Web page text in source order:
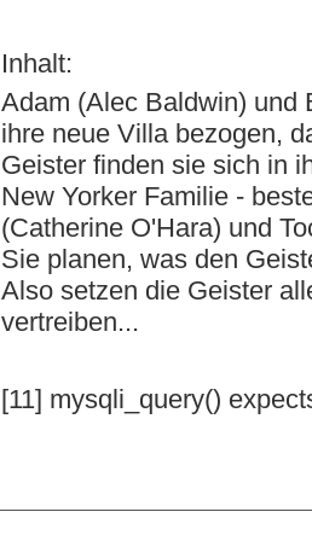
Inhalt:
Adam (Alec Baldwin) und
ihre neue Villa bezogen,
Geister finden sie sich in
New Yorker Familie -
(Catherine O'Hara) und
Sie planen, was den
Also setzen die Geister
vertreiben...
[11] mysqli_query()